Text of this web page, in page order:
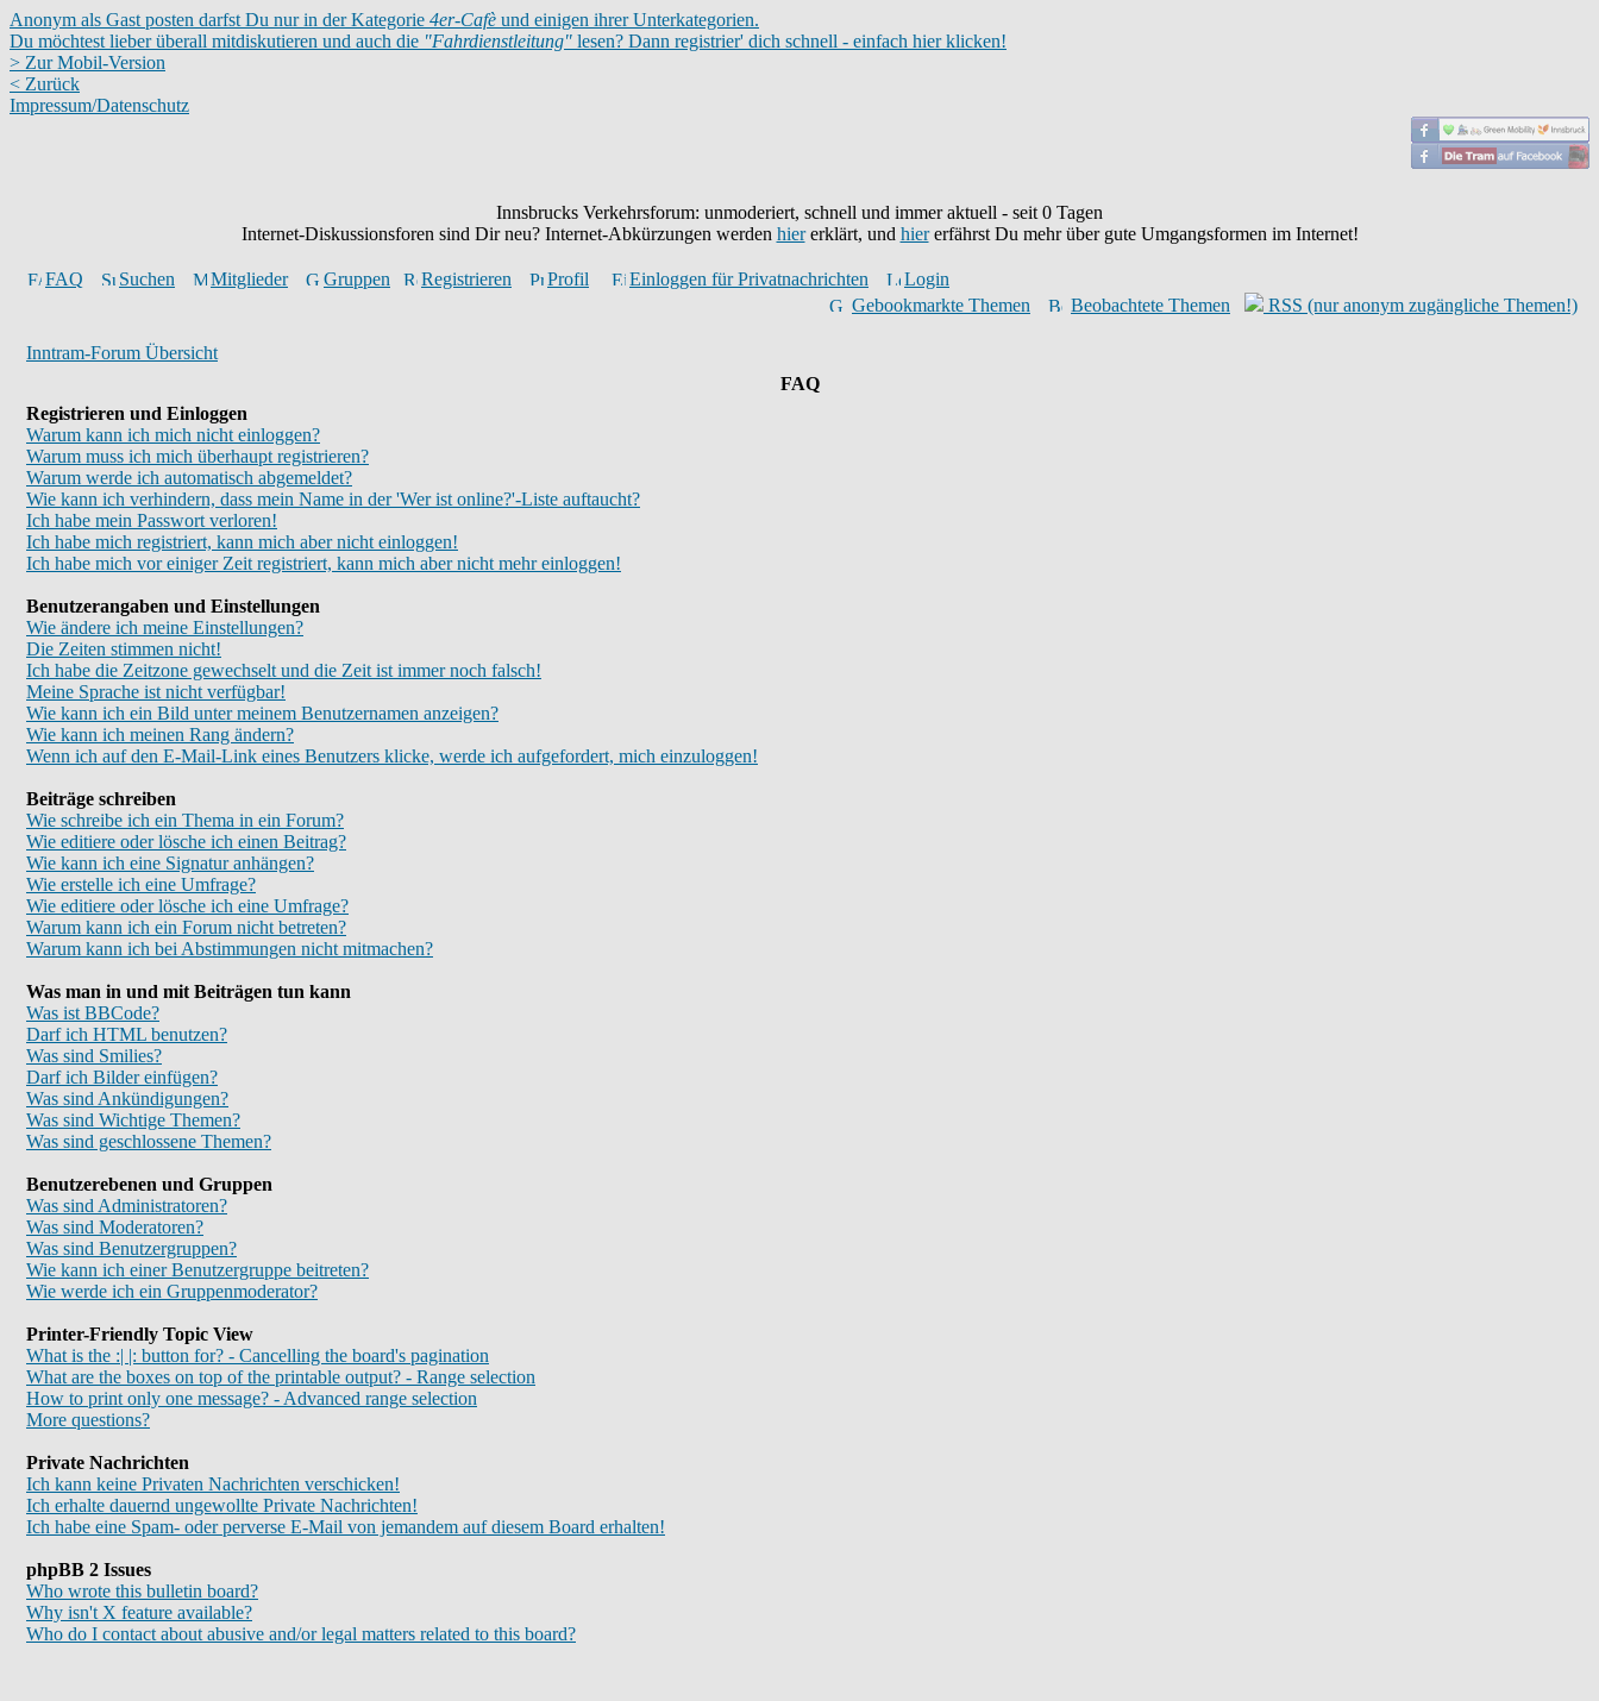
Anonym als Gast posten darfst Du nur in der Kategorie 4er-Cafè und einigen ihrer Unterkategorien.
Du möchtest lieber überall mitdiskutieren und auch die "Fahrdienstleitung" lesen? Dann registrier' dich schnell - einfach hier klicken!
> Zur Mobil-Version
< Zurück
Impressum/Datenschutz
Innsbrucks Verkehrsforum: unmoderiert, schnell und immer aktuell - seit 0 Tagen
Internet-Diskussionsforen sind Dir neu? Internet-Abkürzungen werden hiererklärt, und hiererfährst Du mehr über gute Umgangsformen im Internet!
FAQ Suchen Mitglieder Gruppen Registrieren Profil Einloggen für Privatnachrichten
Login
Gebookmarkte Themen
Beobachtete Themen RSS (nur anonym zugängliche Themen!)
Inntram-Forum Übersicht
FAQ
Registrieren und Einloggen
Warum kann ich mich nicht einloggen?
Warum muss ich mich überhaupt registrieren?
Warum werde ich automatisch abgemeldet?
Wie kann ich verhindern, dass mein Name in der 'Wer ist online?'-Liste auftaucht?
Ich habe mein Passwort verloren!
Ich habe mich registriert, kann mich aber nicht einloggen!
Ich habe mich vor einiger Zeit registriert, kann mich aber nicht mehr einloggen!
Benutzerangaben und Einstellungen
Wie ändere ich meine Einstellungen?
Die Zeiten stimmen nicht!
Ich habe die Zeitzone gewechselt und die Zeit ist immer noch falsch!
Meine Sprache ist nicht verfügbar!
Wie kann ich ein Bild unter meinem Benutzernamen anzeigen?
Wie kann ich meinen Rang ändern?
Wenn ich auf den E-Mail-Link eines Benutzers klicke, werde ich aufgefordert, mich einzuloggen!
Beiträge schreiben
Wie schreibe ich ein Thema in ein Forum?
Wie editiere oder lösche ich einen Beitrag?
Wie kann ich eine Signatur anhängen?
Wie erstelle ich eine Umfrage?
Wie editiere oder lösche ich eine Umfrage?
Warum kann ich ein Forum nicht betreten?
Warum kann ich bei Abstimmungen nicht mitmachen?
Was man in und mit Beiträgen tun kann
Was ist BBCode?
Darf ich HTML benutzen?
Was sind Smilies?
Darf ich Bilder einfügen?
Was sind Ankündigungen?
Was sind Wichtige Themen?
Was sind geschlossene Themen?
Benutzerebenen und Gruppen
Was sind Administratoren?
Was sind Moderatoren?
Was sind Benutzergruppen?
Wie kann ich einer Benutzergruppe beitreten?
Wie werde ich ein Gruppenmoderator?
Printer-Friendly Topic View
What is the :| |: button for? - Cancelling the board's pagination
What are the boxes on top of the printable output? - Range selection
How to print only one message? - Advanced range selection
More questions?
Private Nachrichten
Ich kann keine Privaten Nachrichten verschicken!
Ich erhalte dauernd ungewollte Private Nachrichten!
Ich habe eine Spam- oder perverse E-Mail von jemandem auf diesem Board erhalten!
phpBB 2 Issues
Who wrote this bulletin board?
Why isn't X feature available?
Who do I contact about abusive and/or legal matters related to this board?